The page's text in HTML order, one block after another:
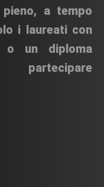
a tempo
i laureati con
o un diploma
partecipare